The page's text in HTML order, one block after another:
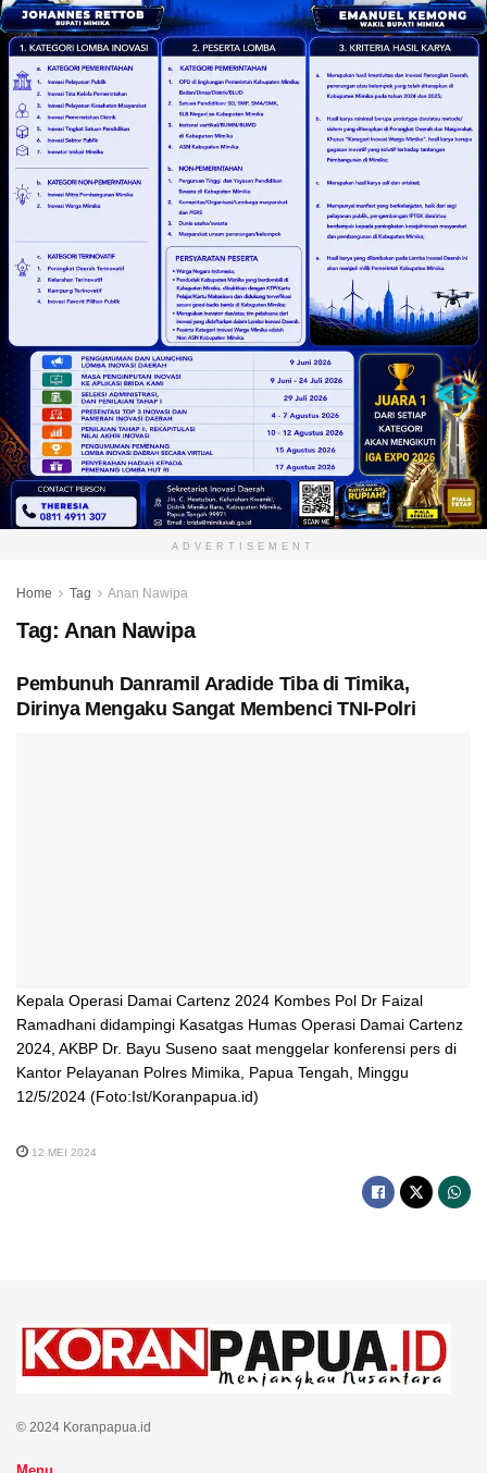
ADVERTISEMENT
Home Tag Anan Nawipa
Tag: Anan Nawipa
Pembunuh Danramil Aradide Tiba di Timika,
Dirinya Mengaku Sangat Membenci TNI-Polri
Kepala Operasi Damai Cartenz 2024 Kombes Pol Dr Faizal
Ramadhani didampingi Kasatgas Humas Operasi Damai Cartenz
2024, AKBP Dr. Bayu Suseno saat menggelar konferensi pers di
Kantor Pelayanan Polres Mimika, Papua Tengah, Minggu
12/5/2024 (Foto:Ist/Koranpapua.id)
12 MEI 2024
© 2024 Koranpapua.id